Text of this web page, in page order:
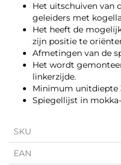
Het uitschuiven van
geleiders met
Het heeft de
zijn positie te
Afmetingen van de
Het wordt
linkerzijde.
Minimum unitdiepte
Spiegellijst in
SKU
EAN